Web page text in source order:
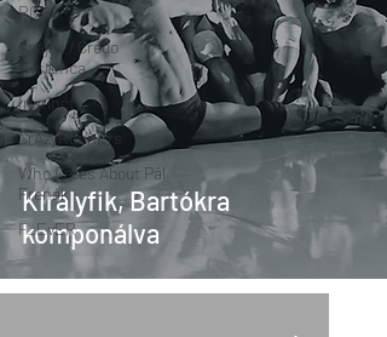
RO
Csajok / Credo
Hysterica
Instinct
CrAzyRunnErs
Who Cares About Pál
Frenák
F_EvER
Királyfik, Bartókra
komponálva